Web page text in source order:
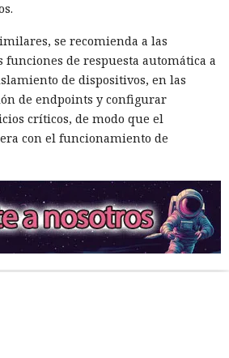
se recomienda a las
de respuesta automática a
de dispositivos, en las
de endpoints y configurar
críticos, de modo que el
con el funcionamiento de